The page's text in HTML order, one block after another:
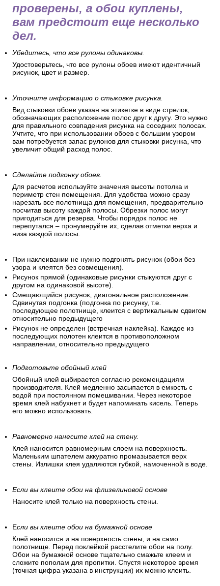
проверены, а обои куплены,
вам предстоит еще несколько
дел.
Убедитесь, что все рулоны одинаковы.
Удостоверьтесь, что все рулоны обоев имеют идентичный
рисунок, цвет и размер.
Уточните информацию о стыковке рисунка.
Вид стыковки обоев указан на этикетке в виде стрелок,
обозначающих расположение полос друг к другу. Это нужно
для правильного совпадения рисунка на соседних полосах.
Учтите, что при использовании обоев с большим узором
вам потребуется запас рулонов для стыковки рисунка, что
увеличит общий расход полос.
Сделайте подгонку обоев.
Для расчетов используйте значения высоты потолка и
периметр стен помещения. Для удобства можно сразу
нарезать все полотнища для помещения, предварительно
посчитав высоту каждой полосы. Обрезки полос могут
пригодиться для резерва. Чтобы порядок полос не
перепутался – пронумеруйте их, сделав отметки верха и
низа каждой полосы.
При наклеивании не нужно подгонять рисунок (обои без
узора и клеятся без совмещения).
Рисунок прямой (одинаковые рисунки стыкуются друг с
другом на одинаковой высоте).
Смещающийся рисунок, диагональное расположение.
Сдвинутая подгонка (подгонка по рисунку, т.е.
последующее полотнище, клеится с вертикальным сдвигом
относительно предыдущего
Рисунок не определен (встречная наклейка). Каждое из
последующих полотен клеится в противоположном
направлении, относительно предыдущего
Подготовьте обойный клей
Обойный клей выбирается согласно рекомендациям
производителя. Клей медленно засыпается в емкость с
водой при постоянном помешивании. Через некоторое
время клей набухнет и будет напоминать кисель. Теперь
его можно использовать.
Равномерно нанесите клей на стену.
Клей наносится равномерным слоем на поверхность.
Маленьким шпателем аккуратно промазывается верх
стены. Излишки клея удаляются губкой, намоченной в воде.
Если вы клеите обои на флизелиновой основе
Наносите клей только на поверхность стены.
Если вы клеите обои на бумажной основе
Клей наносится и на поверхность стены, и на само
полотнище. Перед поклейкой расстелите обои на полу.
Обои на бумажной основе тщательно смажьте клеем и
сложите пополам для пропитки. Спустя некоторое время
(точная цифра указана в инструкции) их можно клеить.